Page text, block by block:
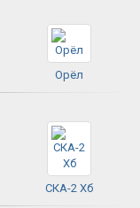
Орёл
СКА-2 Хб